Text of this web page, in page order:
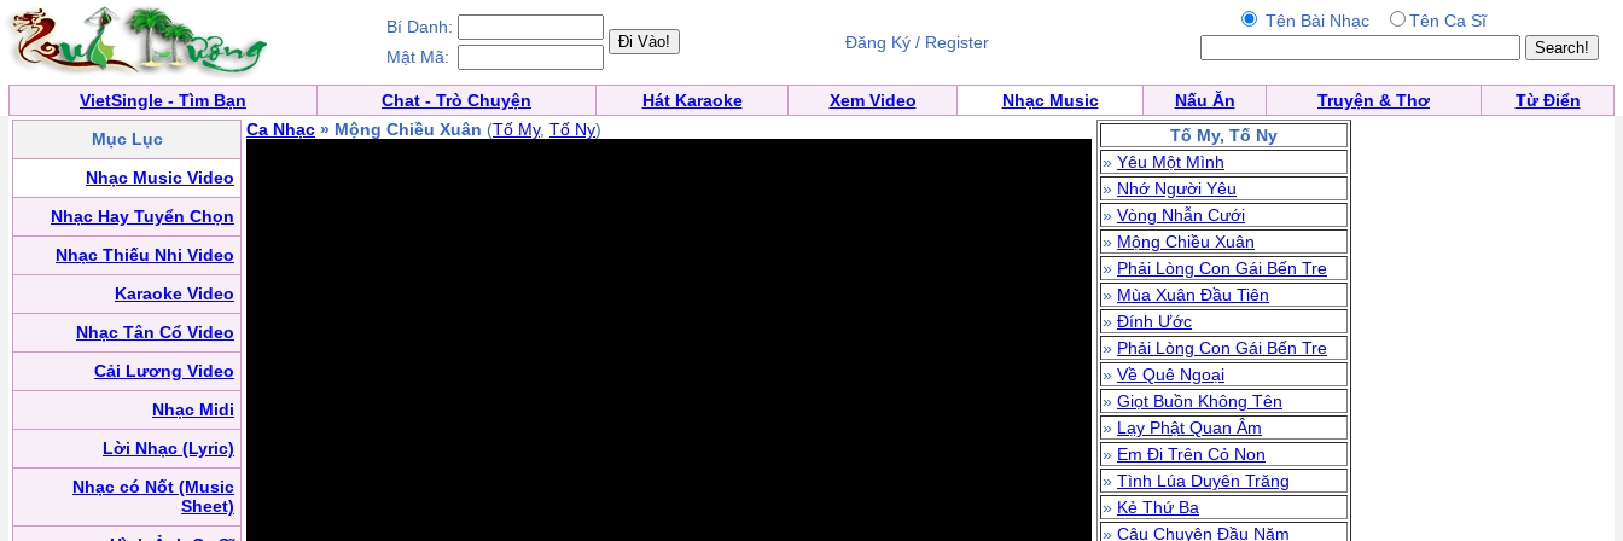
Bí Danh:
Mật Mã:
Đăng Ký / Register
Tên Bài Nhạc Tên Ca Sĩ
VietSingle - Tìm Bạn Chat - Trò Chuyện Hát Karaoke Xem Video Nhạc Music Nấu Ăn Truyện & Thơ
Từ Điển
Mục Lục
Nhạc Music Video
Nhạc Hay Tuyển Chọn
Nhạc Thiếu Nhi Video
Karaoke Video
Nhạc Tân Cổ Video
Cải Lương Video
Nhạc Midi
Lời Nhạc (Lyric)
Nhạc có Nốt (Music
Sheet)
Ca Nhạc » Mộng Chiều Xuân (Tố My, Tố Ny)
Tố My, Tố Ny
» Yêu Một Mình
» Nhớ Người Yêu
» Vòng Nhẫn Cưới
» Mộng Chiều Xuân
» Phải Lòng Con Gái Bến Tre
» Mùa Xuân Đầu Tiên
» Đính Ước
» Phải Lòng Con Gái Bến Tre
» Về Quê Ngoại
» Giọt Buồn Không Tên
» Lạy Phật Quan Âm
» Em Đi Trên Cỏ Non
» Tình Lúa Duyên Trăng
» Kẻ Thứ Ba
» Câu Chuyện Đầu Năm